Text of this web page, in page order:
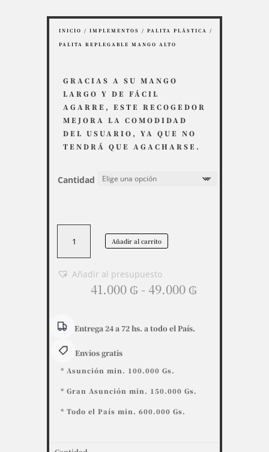
INICIO / IMPLEMENTOS / PALITA PLÁSTICA /
PALITA REPLEGABLE MANGO ALTO
GRACIAS A SU MANGO
LARGO Y DE FÁCIL
AGARRE, ESTE RECOGEDOR
MEJORA LA COMODIDAD
DEL USUARIO, YA QUE NO
TENDRÁ QUE AGACHARSE.
Cantidad
Replegable
mango
alto
Añadir al carrito
Añadir al presupuesto
41.000 ₲ - 49.000 ₲Rango
Entrega 24 a 72 hs. a todo el País.
Envios gratis
* Asunción min. 100.000 Gs.
* Gran Asunción min. 150.000 Gs.
* Todo el País min. 600.000 Gs.